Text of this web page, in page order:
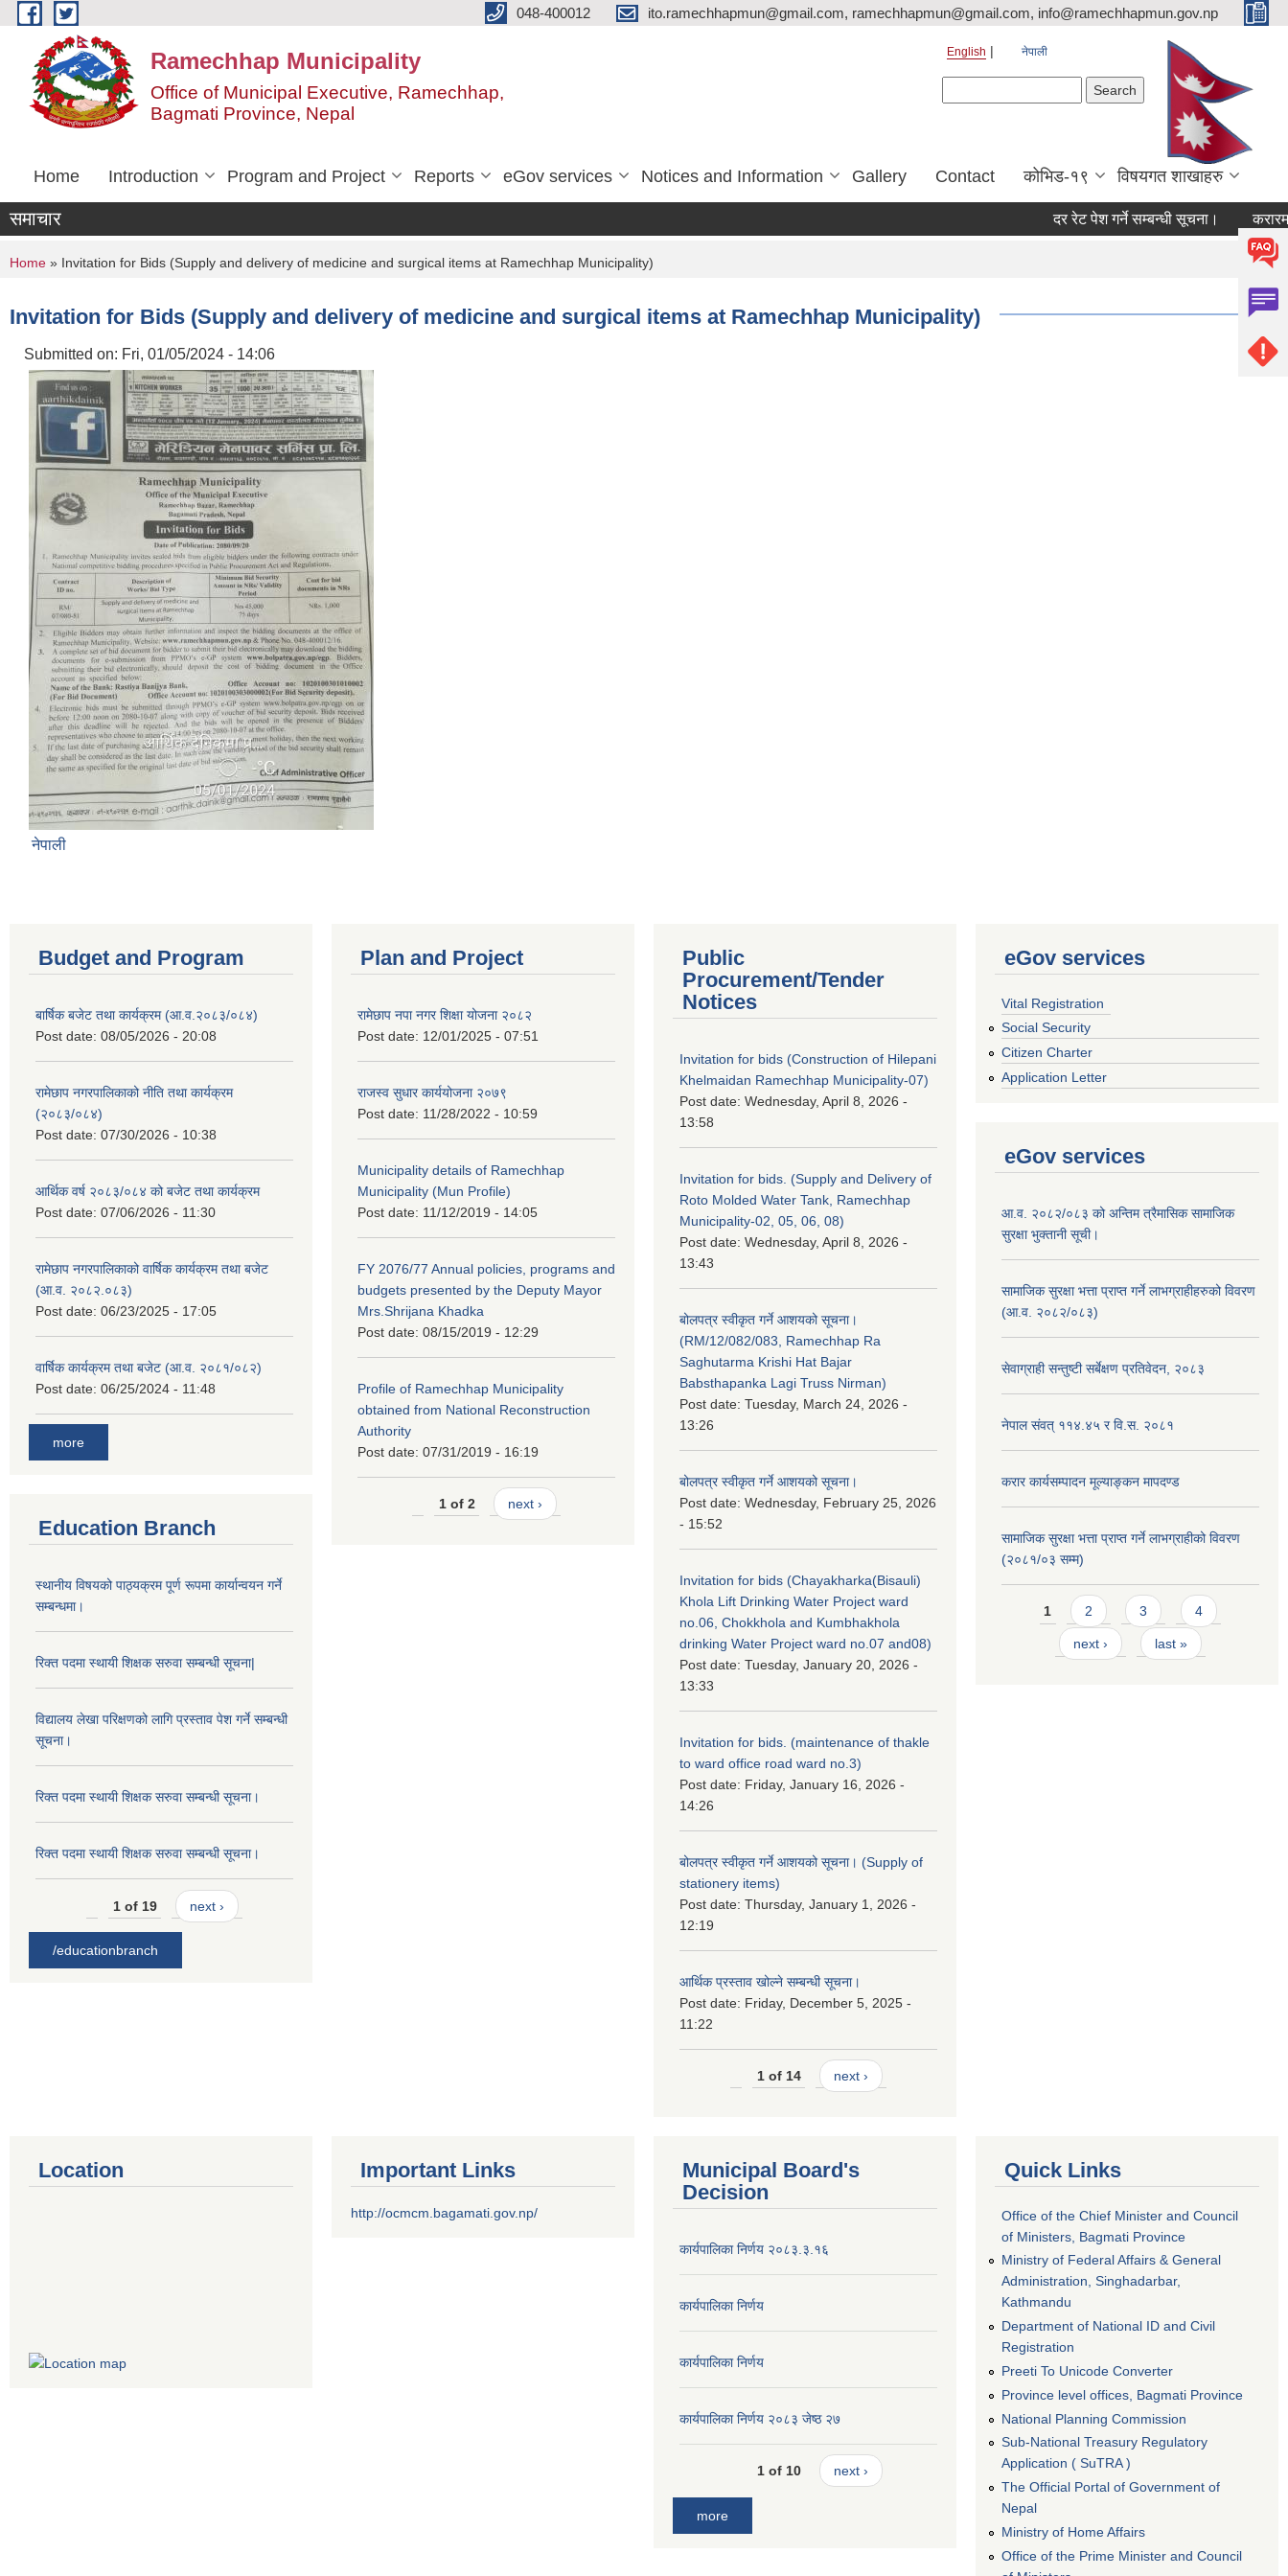
Skip to main content 048-400012 ito.ramechhapmun@gmail.com, ramechhapmun@gmail.com, info@ramechhapmun.gov.np
Ramechhap Municipality
Office of Municipal Executive, Ramechhap,
Bagmati Province, Nepal
English नेपाली
Home Introduction Program and Project Reports eGov services Notices and Information Gallery Contact कोभिड-१९ विषयगत शाखाहरु
समाचार दर रेट पेश गर्ने सम्बन्धी सूचना। करारमा
You are here
Home » Invitation for Bids (Supply and delivery of medicine and surgical items at Ramechhap Municipality)
Invitation for Bids (Supply and delivery of medicine and surgical items at Ramechhap Municipality)
Submitted on: Fri, 01/05/2024 - 14:06
नेपाली
Budget and Program
बार्षिक बजेट तथा कार्यक्रम (आ.व.२०८३/०८४)
Post date: 08/05/2026 - 20:08
रामेछाप नगरपालिकाको नीति तथा कार्यक्रम
(२०८३/०८४)
Post date: 07/30/2026 - 10:38
आर्थिक वर्ष २०८३/०८४ को बजेट तथा कार्यक्रम
Post date: 07/06/2026 - 11:30
रामेछाप नगरपालिकाको वार्षिक कार्यक्रम तथा बजेट
(आ.व. २०८२.०८३)
Post date: 06/23/2025 - 17:05
वार्षिक कार्यक्रम तथा बजेट (आ.व. २०८१/०८२)
Post date: 06/25/2024 - 11:48
more
Education Branch
स्थानीय विषयको पाठ्यक्रम पूर्ण रूपमा कार्यान्वयन गर्ने
सम्बन्धमा।
रिक्त पदमा स्थायी शिक्षक सरुवा सम्बन्धी सूचना|
विद्यालय लेखा परिक्षणको लागि प्रस्ताव पेश गर्ने सम्बन्धी
सूचना।
रिक्त पदमा स्थायी शिक्षक सरुवा सम्बन्धी सूचना।
रिक्त पदमा स्थायी शिक्षक सरुवा सम्बन्धी सूचना।
1 of 19 next ›
/educationbranch
Plan and Project
रामेछाप नपा नगर शिक्षा योजना २०८२
Post date: 12/01/2025 - 07:51
राजस्व सुधार कार्ययोजना २०७९
Post date: 11/28/2022 - 10:59
Municipality details of Ramechhap
Municipality (Mun Profile)
Post date: 11/12/2019 - 14:05
FY 2076/77 Annual policies, programs and
budgets presented by the Deputy Mayor
Mrs.Shrijana Khadka
Post date: 08/15/2019 - 12:29
Profile of Ramechhap Municipality
obtained from National Reconstruction
Authority
Post date: 07/31/2019 - 16:19
1 of 2 next ›
Public
Procurement/Tender
Notices
Invitation for bids (Construction of Hilepani
Khelmaidan Ramechhap Municipality-07)
Post date: Wednesday, April 8, 2026 -
13:58
Invitation for bids. (Supply and Delivery of
Roto Molded Water Tank, Ramechhap
Municipality-02, 05, 06, 08)
Post date: Wednesday, April 8, 2026 -
13:43
बोलपत्र स्वीकृत गर्ने आशयको सूचना।
(RM/12/082/083, Ramechhap Ra
Saghutarma Krishi Hat Bajar
Babsthapanka Lagi Truss Nirman)
Post date: Tuesday, March 24, 2026 -
13:26
बोलपत्र स्वीकृत गर्ने आशयको सूचना।
Post date: Wednesday, February 25, 2026
- 15:52
Invitation for bids (Chayakharka(Bisauli)
Khola Lift Drinking Water Project ward
no.06, Chokkhola and Kumbhakhola
drinking Water Project ward no.07 and08)
Post date: Tuesday, January 20, 2026 -
13:33
Invitation for bids. (maintenance of thakle
to ward office road ward no.3)
Post date: Friday, January 16, 2026 -
14:26
बोलपत्र स्वीकृत गर्ने आशयको सूचना। (Supply of
stationery items)
Post date: Thursday, January 1, 2026 -
12:19
आर्थिक प्रस्ताव खोल्ने सम्बन्धी सूचना।
Post date: Friday, December 5, 2025 -
11:22
1 of 14 next ›
eGov services
Vital Registration
Social Security
Citizen Charter
Application Letter
eGov services
आ.व. २०८२/०८३ को अन्तिम त्रैमासिक सामाजिक
सुरक्षा भुक्तानी सूची।
सामाजिक सुरक्षा भत्ता प्राप्त गर्ने लाभग्राहीहरुको विवरण
(आ.व. २०८२/०८३)
सेवाग्राही सन्तुष्टी सर्बेक्षण प्रतिवेदन, २०८३
नेपाल संवत् ११४.४५ र वि.स. २०८१
करार कार्यसम्पादन मूल्याङ्कन मापदण्ड
सामाजिक सुरक्षा भत्ता प्राप्त गर्ने लाभग्राहीको विवरण
(२०८१/०३ सम्म)
Pages
1 2 3 4
next › last »
Location Important Links
http://ocmcm.bagamati.gov.np/
Municipal Board's
Decision
कार्यपालिका निर्णय २०८३.३.१६
कार्यपालिका निर्णय
कार्यपालिका निर्णय
कार्यपालिका निर्णय २०८३ जेष्ठ २७
1 of 10 next ›
more
Quick Links
Office of the Chief Minister and Council
of Ministers, Bagmati Province
Ministry of Federal Affairs & General
Administration, Singhadarbar,
Kathmandu
Department of National ID and Civil
Registration
Preeti To Unicode Converter
Province level offices, Bagmati Province
National Planning Commission
Sub-National Treasury Regulatory
Application ( SuTRA )
The Official Portal of Government of
Nepal
Ministry of Home Affairs
Office of the Prime Minister and Council